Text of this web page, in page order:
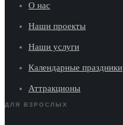
О нас
Наши проекты
Наши услуги
Календарные праздники
Аттракционы
ДЛЯ ВЗРОСЛЫХ